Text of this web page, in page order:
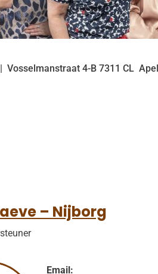
Vosselmanstraat 4-B 7311 CL
– Nijborg
Email: